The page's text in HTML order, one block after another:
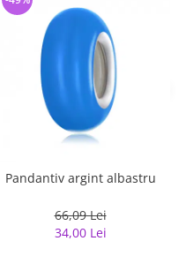
Pandantiv argint albastru
66,09 Lei
34,00 Lei